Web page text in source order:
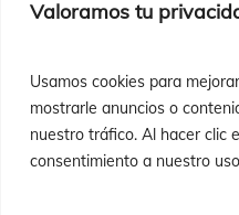
Valoramos tu
Usamos cookies para
mostrarle anuncios o
nuestro tráfico. Al hacer clic
consentimiento a nuestro